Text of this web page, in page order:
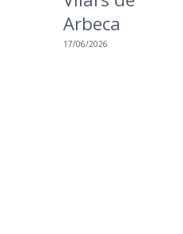
Arbeca
17/06/2026